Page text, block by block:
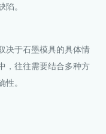
。
决于石墨模具的具体情
，往往需要结合多种方
。